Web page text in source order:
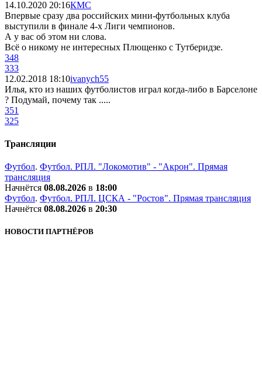
14.10.2020 20:16КМС
Впервые сразу два российских мини-футбольных клуба
выступили в финале 4-х Лиги чемпионов.
А у вас об этом ни слова.
Всё о никому не интересных Плющенко с Тутберидзе.
348
333
12.02.2018 18:10ivanych55
Илья, кто из наших футболистов играл когда-либо в Барселоне
? Подумай, почему так .....
351
325
Трансляции
Футбол. Футбол. РПЛ. "Локомотив" - "Акрон". Прямая
трансляция
Начнётся 08.08.2026 в 18:00
Футбол. Футбол. РПЛ. ЦСКА - "Ростов". Прямая трансляция
Начнётся 08.08.2026 в 20:30
НОВОСТИ ПАРТНЁРОВ